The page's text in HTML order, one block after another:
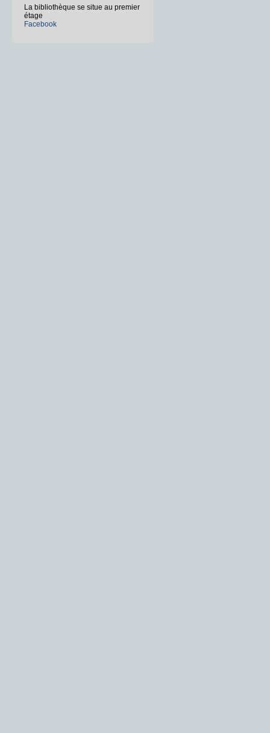
La bibliothèque se situe au premier
étage
Facebook